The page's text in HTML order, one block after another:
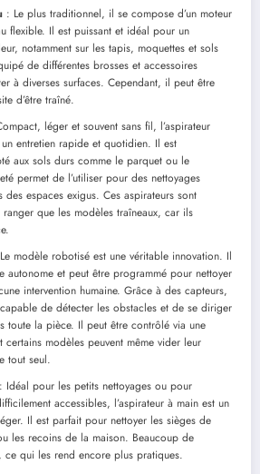
: Le plus traditionnel, il se compose d’un moteur
flexible. Il est puissant et idéal pour un
notamment sur les tapis, moquettes et sols
de différentes brosses et accessoires
à diverses surfaces. Cependant, il peut être
d’être traîné.
léger et souvent sans fil, l’aspirateur
entretien rapide et quotidien. Il est
aux sols durs comme le parquet ou le
permet de l’utiliser pour des nettoyages
des espaces exigus. Ces aspirateurs sont
que les modèles traîneaux, car ils
modèle robotisé est une véritable innovation. Il
autonome et peut être programmé pour nettoyer
intervention humaine. Grâce à des capteurs,
de détecter les obstacles et de se diriger
toute la pièce. Il peut être contrôlé via une
modèles peuvent même vider leur
tout seul.
: Idéal pour les petits nettoyages ou pour
accessibles, l’aspirateur à main est un
Il est parfait pour nettoyer les sièges de
les recoins de la maison. Beaucoup de
ce qui les rend encore plus pratiques.